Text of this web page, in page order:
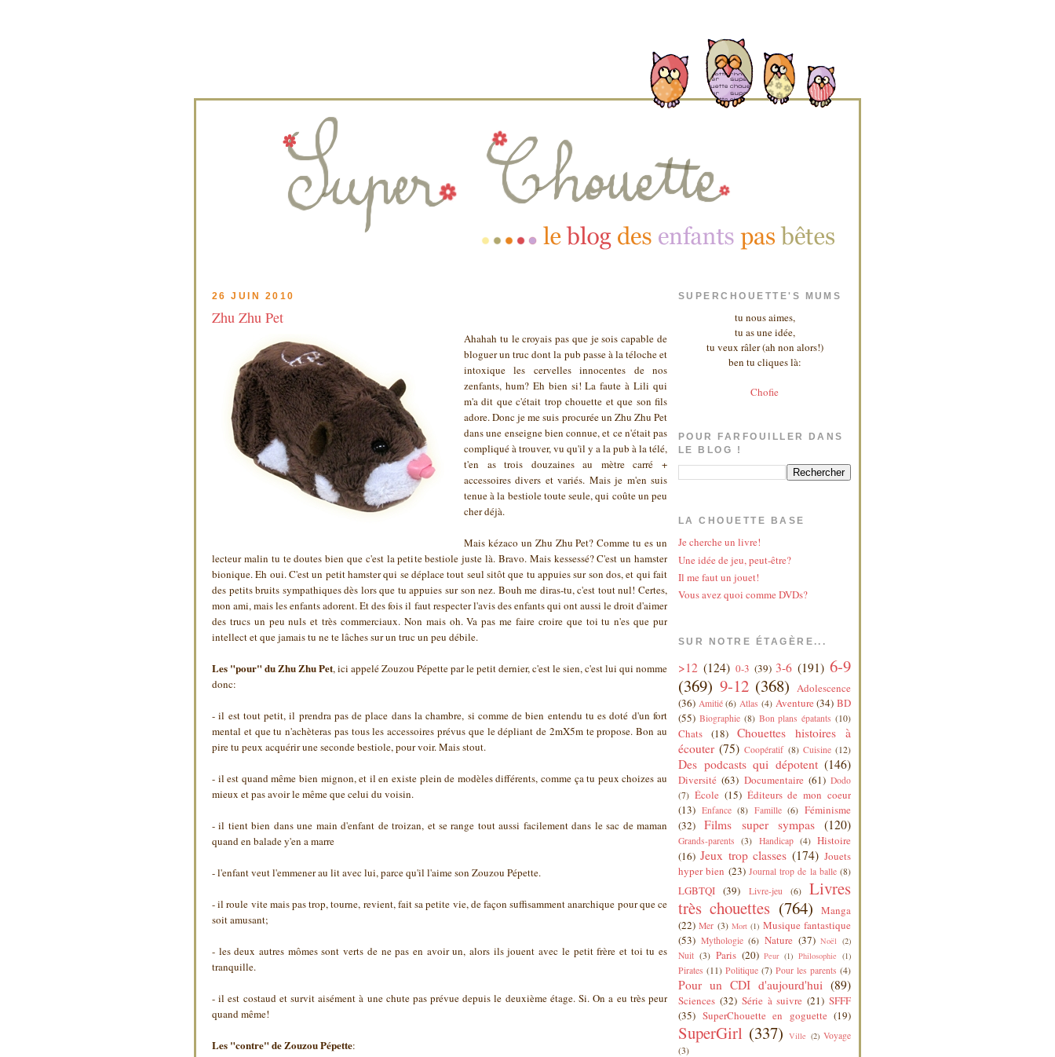
26 JUIN 2010
Zhu Zhu Pet
Ahahah tu le croyais pas que je sois capable de
bloguer un truc dont la pub passe à la téloche et
intoxique les cervelles innocentes de nos
zenfants, hum? Eh bien si! La faute à Lili qui
m'a dit que c'était trop chouette et que son fils
adore. Donc je me suis procurée un Zhu Zhu Pet
dans une enseigne bien connue, et ce n'était pas
compliqué à trouver, vu qu'il y a la pub à la télé,
t'en as trois douzaines au mètre carré +
accessoires divers et variés. Mais je m'en suis
tenue à la bestiole toute seule, qui coûte un peu
cher déjà.
Mais kézaco un Zhu Zhu Pet? Comme tu es un
lecteur malin tu te doutes bien que c'est la petite bestiole juste là. Bravo. Mais kessessé? C'est un hamster
bionique. Eh oui. C'est un petit hamster qui se déplace tout seul sitôt que tu appuies sur son dos, et qui fait
des petits bruits sympathiques dès lors que tu appuies sur son nez. Bouh me diras-tu, c'est tout nul! Certes,
mon ami, mais les enfants adorent. Et des fois il faut respecter l'avis des enfants qui ont aussi le droit d'aimer
des trucs un peu nuls et très commerciaux. Non mais oh. Va pas me faire croire que toi tu n'es que pur
intellect et que jamais tu ne te lâches sur un truc un peu débile.
Les "pour" du Zhu Zhu Pet, ici appelé Zouzou Pépette par le petit dernier, c'est le sien, c'est lui qui nomme
donc:
- il est tout petit, il prendra pas de place dans la chambre, si comme de bien entendu tu es doté d'un fort
mental et que tu n'achèteras pas tous les accessoires prévus que le dépliant de 2mX5m te propose. Bon au
pire tu peux acquérir une seconde bestiole, pour voir. Mais stout.
- il est quand même bien mignon, et il en existe plein de modèles différents, comme ça tu peux choizes au
mieux et pas avoir le même que celui du voisin.
- il tient bien dans une main d'enfant de troizan, et se range tout aussi facilement dans le sac de maman
quand en balade y'en a marre
- l'enfant veut l'emmener au lit avec lui, parce qu'il l'aime son Zouzou Pépette.
- il roule vite mais pas trop, tourne, revient, fait sa petite vie, de façon suffisamment anarchique pour que ce
soit amusant;
- les deux autres mômes sont verts de ne pas en avoir un, alors ils jouent avec le petit frère et toi tu es
tranquille.
- il est costaud et survit aisément à une chute pas prévue depuis le deuxième étage. Si. On a eu très peur
quand même!
Les "contre" de Zouzou Pépette:
SUPERCHOUETTE'S MUMS
tu nous aimes,
tu as une idée,
tu veux râler (ah non alors!)
ben tu cliques là:
Chofie
POUR FARFOUILLER DANS
LE BLOG !
LA CHOUETTE BASE
Je cherche un livre!
Une idée de jeu, peut-être?
Il me faut un jouet!
Vous avez quoi comme DVDs?
SUR NOTRE ÉTAGÈRE...
>12 (124) 0-3 (39) 3-6 (191) 6-9
(369) 9-12 (368)
Adolescence
(36) Amitié (6) Atlas (4) Aventure (34) BD
(55) Biographie (8) Bon plans épatants (10)
Chats (18)
Chouettes histoires à
écouter (75) Coopératif (8) Cuisine (12)
Des podcasts qui dépotent (146)
Diversité (63) Documentaire (61) Dodo
(7) École (15) Éditeurs de mon coeur
(13) Enfance (8) Famille (6) Féminisme
(32)
Films super sympas (120)
Grands-parents (3) Handicap (4) Histoire
(16) Jeux trop classes (174) Jouets
hyper bien (23) Journal trop de la balle (8)
LGBTQI (39) Livre-jeu (6)
Livres
très chouettes (764)
Manga
(22) Mer (3) Mort (1) Musique fantastique
(53) Mythologie (6) Nature (37) Noël (2)
Nuit (3) Paris (20) Peur (1) Philosophie (1)
Pirates (11) Politique (7) Pour les parents (4)
Pour un CDI d'aujourd'hui (89)
Sciences (32) Série à suivre (21) SFFF
(35) SuperChouette en goguette (19)
SuperGirl (337) Ville (2) Voyage
(3)